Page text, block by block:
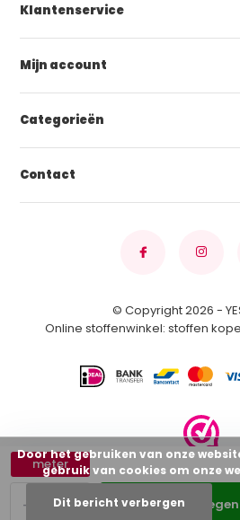
+
-
meter
Klantenservice
Mijn account
Categorieën
Contact
© Copyright 2026 -
Online stoffenwinkel: stoffen
Door het gebruiken van onze
gebruik van cookies om onze
Dit bericht verbergen